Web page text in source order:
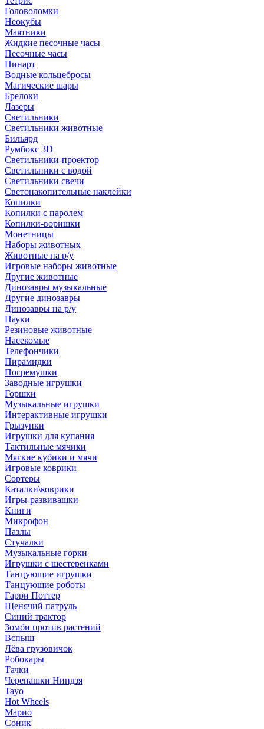
Головоломки
Неокубы
Маятники
Жидкие песочные часы
Песочные часы
Пинарт
Водные кольцебросы
Магические шары
Брелоки
Лазеры
Светильники
Светильники животные
Бильярд
Румбокс 3D
Светильники-проектор
Светильники с водой
Светильники свечи
Светонакопительные наклейки
Копилки
Копилки с паролем
Копилки-воришки
Монетницы
Наборы животных
Животные на р/у
Игровые наборы животные
Другие животные
Динозавры музыкальные
Другие динозавры
Динозавры на р/у
Пауки
Резиновые животные
Насекомые
Телефончики
Пирамидки
Погремушки
Заводные игрушки
Горшки
Музыкальные игрушки
Интерактивные игрушки
Грызунки
Игрушки для купания
Тактильные мячики
Мягкие кубики и мячи
Игровые коврики
Сортеры
Каталки\коврики
Игры-развивашки
Книги
Микрофон
Пазлы
Стучалки
Музыкальные горки
Игрушки с шестеренками
Танцующие игрушки
Танцующие роботы
Гарри Поттер
Щенячий патруль
Синий трактор
Зомби против растений
Вспыш
Лёва грузовичок
Робокары
Тачки
Черепашки Ниндзя
Tayo
Hot Wheels
Марио
Соник